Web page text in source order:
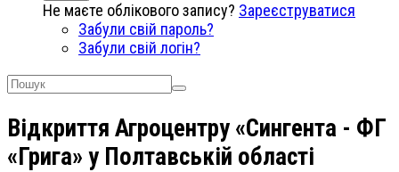
Не маєте облікового запису? Зареєструватися
Забули свій пароль?
Забули свій логін?
Відкриття Агроцентру «Сингента - ФГ
«Грига» у Полтавській області